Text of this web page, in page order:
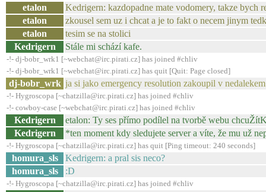
etalon
Kedrigern: kazdopadne mate vodomery, takze bych
etalon
zkousel sem uz i chcat a je to fakt o necem jinym
etalon
tesim se na stolici
Kedrigern
Stále mi schází kafe.
-!- dj-bobr_wrk1 [~webchat@irc.pirati.cz] has joined #chliv
-!- dj-bobr_wrk1 [~webchat@irc.pirati.cz] has quit [Quit: Page closed]
dj-bobr_wrk ja si jako emergency resolution zakoupil v
-!- Hygroscopa [~chatzilla@irc.pirati.cz] has joined #chliv
-!- cowboy-case [~webchat@irc.pirati.cz] has joined #chliv
Kedrigern
etalon: Ty ses přímo podílel na tvorbě webu
Kedrigern
*ten moment kdy sledujete server a víte, že mu už
-!- Hygroscopa [~chatzilla@irc.pirati.cz] has quit [Ping timeout: 240 seconds]
homura_sls
Kedrigern: a pral sis neco?
homura_sls
:D
-!- Hygroscopa [~chatzilla@irc.pirati.cz] has joined #chliv